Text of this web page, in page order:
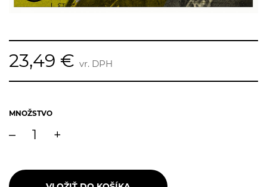
23,49 € vr. DPH
MNOŽSTVO
– +